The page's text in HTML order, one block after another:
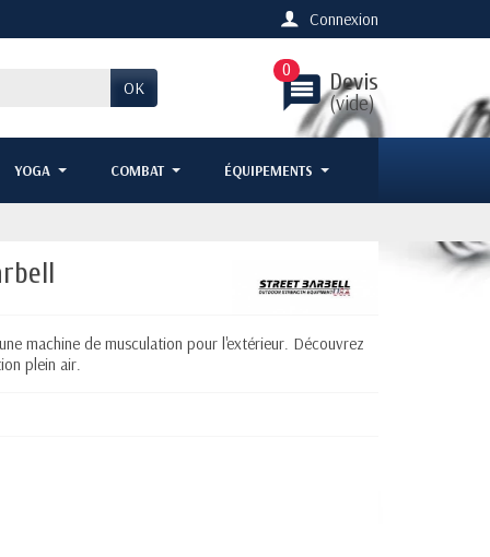
Connexion
OK message Devis
(vide)
0
YOGA COMBAT ÉQUIPEMENTS
machine de musculation pour l'extérieur. Découvrez
plein air.